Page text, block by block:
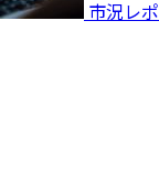
市況レポ